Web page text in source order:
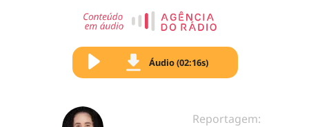
Áudio (02:16s)
Reportagem: